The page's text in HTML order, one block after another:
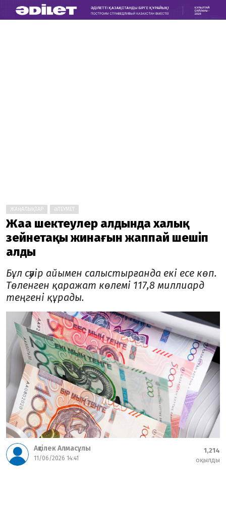
ЖАҢАЛЫҚТАР ӘЛЕУМЕТ
Жаңа шектеулер алдында халық
зейнетақы жинағын жаппай шешіп
алды
Бұл сәуір айымен салыстырғанда екі есе көп.
Төленген қаражат көлемі 117,8 миллиард
теңгені құрады.
Ақтілек Алмасұлы
11/06/2026 14:41
1,214
оқылды